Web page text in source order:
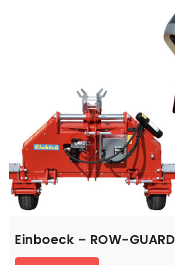
Einboeck – ROW-GUARD